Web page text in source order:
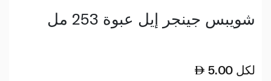
شويبس جينجر إيل عبوة 253 مل
5.00 لكل